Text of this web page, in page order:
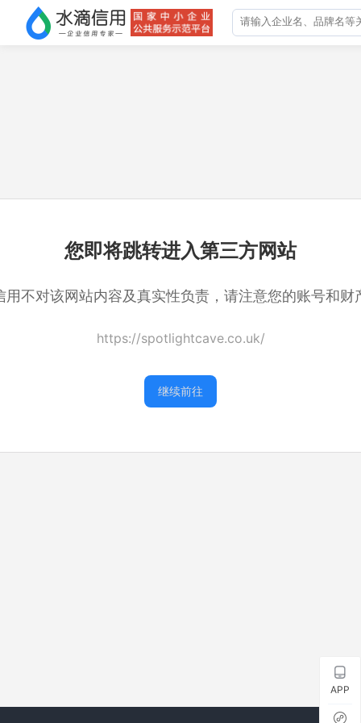
您即将跳转进入第三方网站
用不对该网站内容及真实性负责，请注意您的账号和财
https://spotlightcave.co.uk/
继续前往
APP